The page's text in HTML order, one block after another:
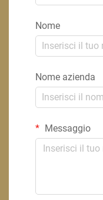
Nome
Nome azienda
Messaggio